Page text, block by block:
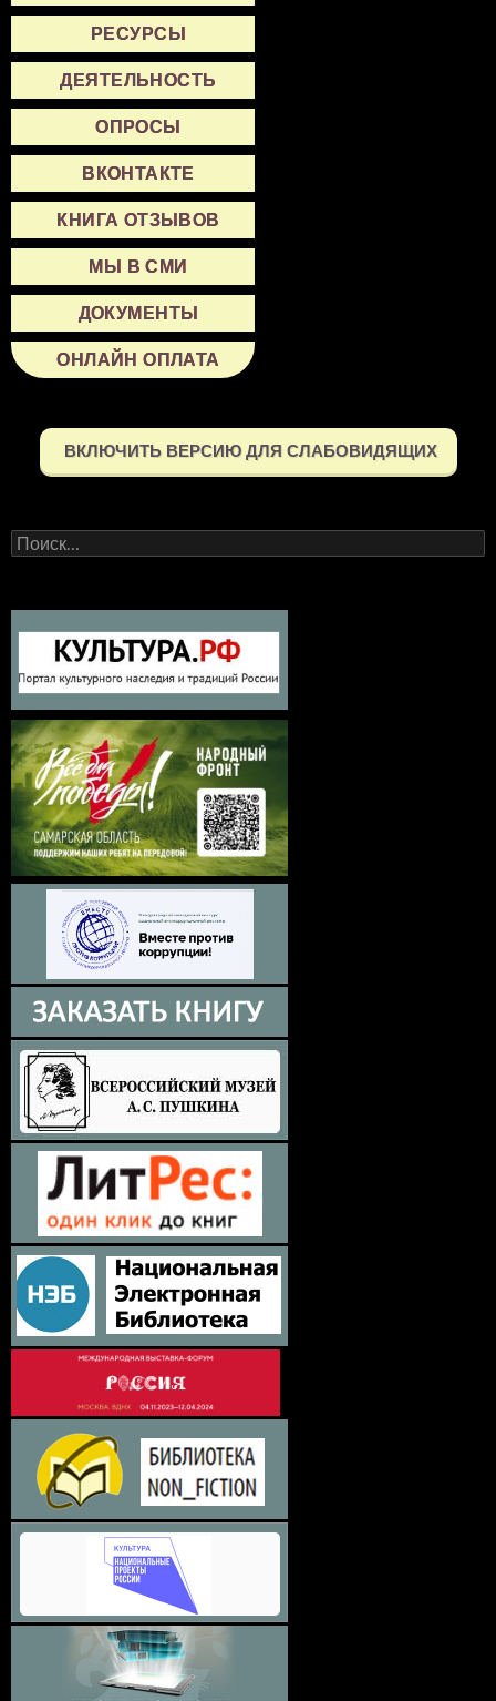
РЕСУРСЫ
ДЕЯТЕЛЬНОСТЬ
ОПРОСЫ
ВКОНТАКТЕ
КНИГА ОТЗЫВОВ
МЫ В СМИ
ДОКУМЕНТЫ
ОНЛАЙН ОПЛАТА
ВКЛЮЧИТЬ ВЕРСИЮ ДЛЯ СЛАБОВИДЯЩИХ
Найти: